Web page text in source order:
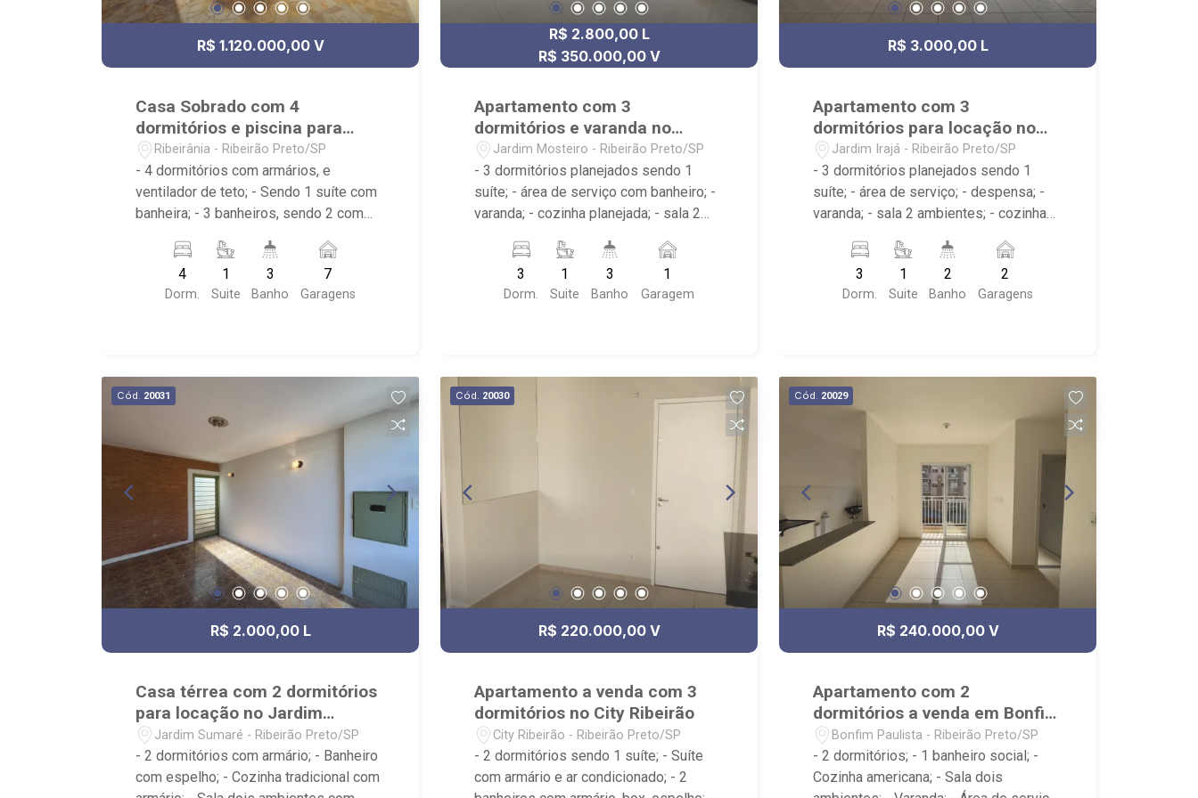
R$ 1.120.000,00 V
Casa Sobrado com 4
dormitórios e piscina para
venda na Ribeirânia
Ribeirânia - Ribeirão Preto/SP
- 4 dormitórios com armários, e
ventilador de teto; - Sendo 1 suíte com
banheira; - 3 banheiros, sendo 2 com
ambientes; - Ventilador de teto; -
Cozinha tradicional planejada; -
Despensa; - Área de serviço; - Varanda;
Iluminação; - Sobrado invertido. -
Próximo ao Novo Shopping, Salsa`s
Restaurante, Assaí Atacadista -
Ribeirão Preto Cantina da Picanha
Restaurante & Chopperia
4
Dorm.
1
Suite
3
Banho
7
Garagens
R$ 2.800,00 L
R$ 350.000,00 V
Apartamento com 3
dormitórios e varanda no
Jardim Mosteiro
Jardim Mosteiro - Ribeirão Preto/SP
- 3 dormitórios planejados sendo 1
suíte; - área de serviço com banheiro; -
varanda; - cozinha planejada; - sala 2
sendo 2 com box e 1 planejado; -
próximo ao Shopping Santa Ursula, Bar
do Nelson, Stone Wall
3
Dorm.
1
Suite
3
Banho
1
Garagem
R$ 3.000,00 L
Apartamento com 3
dormitórios para locação no
Jardim Irajá
Jardim Irajá - Ribeirão Preto/SP
- 3 dormitórios planejados sendo 1
suíte; - área de serviço; - despensa; -
varanda; - sala 2 ambientes; - cozinha
box e espelho; - próximo ao Josemar
Grill, Jasmin Restaurante, Burguer King
3
Dorm.
1
Suite
2
Banho
2
Garagens
Cód. 20031
R$ 2.000,00 L
Casa térrea com 2 dormitórios
para locação no Jardim
Sumaré
Jardim Sumaré - Ribeirão Preto/SP
- 2 dormitórios com armário; - Banheiro
com espelho; - Cozinha tradicional com
Cód. 20030
R$ 220.000,00 V
Apartamento a venda com 3
dormitórios no City Ribeirão
City Ribeirão - Ribeirão Preto/SP
- 2 dormitórios sendo 1 suíte; - Suíte
com armário e ar condicionado; - 2
Cód. 20029
R$ 240.000,00 V
Apartamento com 2
dormitórios a venda em Bonfim
Paulista
Bonfim Paulista - Ribeirão Preto/SP
- 2 dormitórios; - 1 banheiro social; -
Cozinha americana; - Sala dois